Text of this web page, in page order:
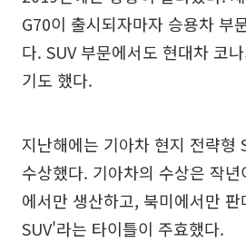
G70이 출시되자마자 승용차 부
다. SUV 부문에서도 현대차 코
기도 했다.
지난해에는 기아차 현지 전략형
수상했다. 기아차의 수상은 작
에서만 생산하고, 북미에서만
SUV'라는 타이틀이 주효했다.